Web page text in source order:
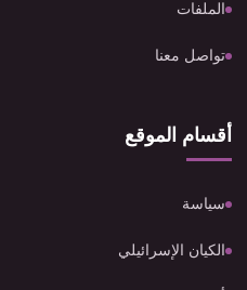
الملفات
تواصل معنا
أقسام الموقع
سياسة
الكيان الإسرائيلي